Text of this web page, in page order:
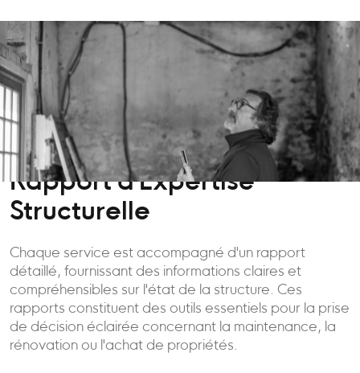
Rapport d'Expertise
Structurelle
Chaque service est accompagné d'un rapport
détaillé, fournissant des informations claires et
compréhensibles sur l'état de la structure. Ces
rapports constituent des outils essentiels pour la prise
de décision éclairée concernant la maintenance, la
rénovation ou l'achat de propriétés.